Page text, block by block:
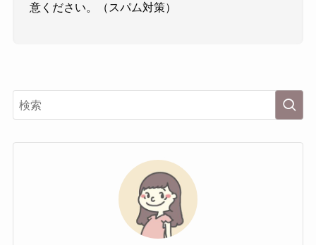
意ください。（スパム対策）